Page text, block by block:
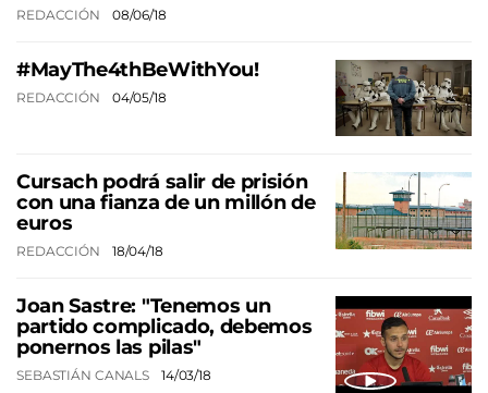
REDACCIÓN 08/06/18
#MayThe4thBeWithYou!
REDACCIÓN 04/05/18
Cursach podrá salir de prisión
con una fianza de un millón de
euros
REDACCIÓN 18/04/18
Joan Sastre: "Tenemos un
partido complicado, debemos
ponernos las pilas"
SEBASTIÁN CANALS 14/03/18